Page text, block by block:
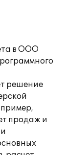
в ООО
решение
продаж и